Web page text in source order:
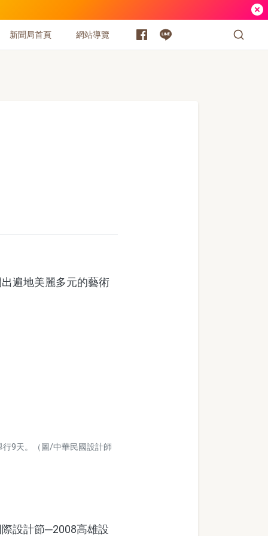
新聞局首頁 網站導覽
遍地美麗多元的藝術
9天。（圖/中華民國設計師
設計節─2008高雄設